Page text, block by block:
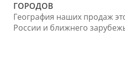
ГОРОДОВ
География наших продаж
России и ближнего